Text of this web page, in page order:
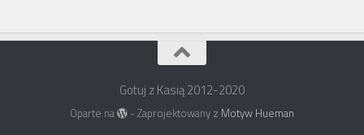
Gotuj z Kasią 2012-2020
Oparte na - Zaprojektowany z Motyw Hueman